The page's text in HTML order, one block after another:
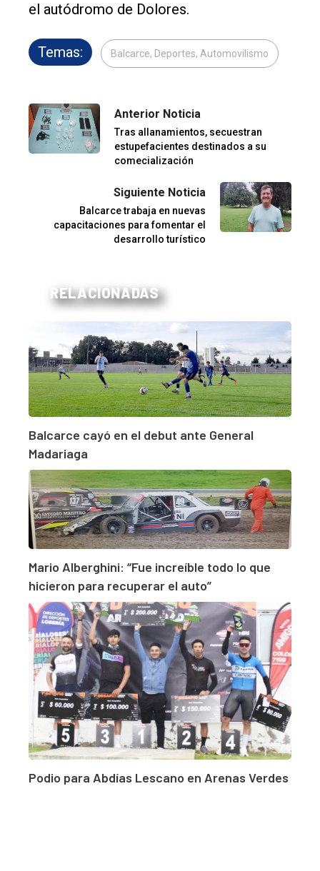
el autódromo de Dolores.
Temas: Balcarce, Deportes, Automovilismo
Anterior Noticia
Tras allanamientos, secuestran
estupefacientes destinados a su
comecialización
Siguiente Noticia
Balcarce trabaja en nuevas
capacitaciones para fomentar el
desarrollo turístico
RELACIONADAS
Balcarce cayó en el debut ante General
Madariaga
Mario Alberghini: “Fue increíble todo lo que
hicieron para recuperar el auto”
Podio para Abdías Lescano en Arenas Verdes